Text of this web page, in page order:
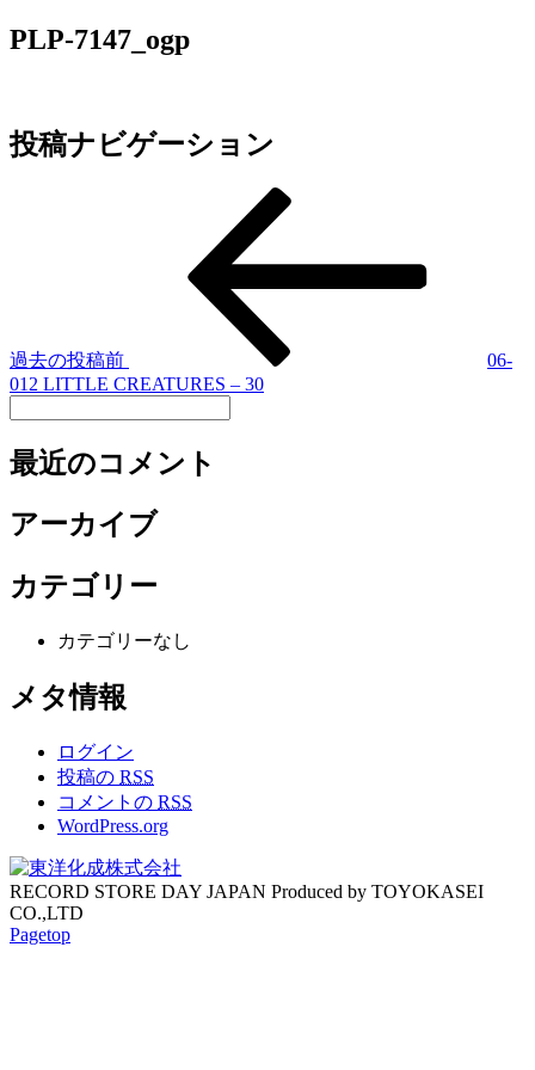
PLP-7147_ogp
投稿ナビゲーション
過去の投稿前
06-
012 LITTLE CREATURES – 30
最近のコメント
アーカイブ
カテゴリー
カテゴリーなし
メタ情報
ログイン
投稿の RSS
コメントの RSS
WordPress.org
RECORD STORE DAY JAPAN Produced by TOYOKASEI
CO.,LTD
Pagetop